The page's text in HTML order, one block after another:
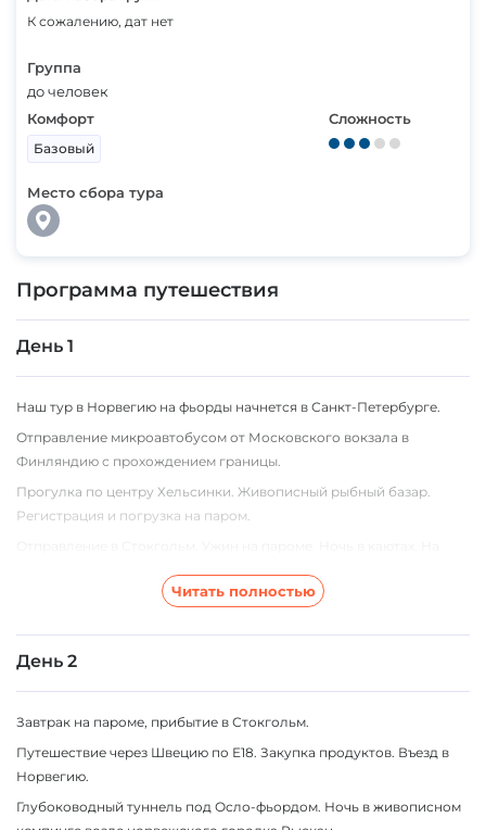
К сожалению, дат нет
Группа
до человек
Комфорт
Базовый
Сложность
Место сбора тура
Программа путешествия
День 1
Наш тур в Норвегию на фьорды начнется в Санкт-Петербурге.
Отправление микроавтобусом от Московского вокзала в
Финляндию с прохождением границы.
Прогулка по центру Хельсинки. Живописный рыбный базар.
Регистрация и погрузка на паром.
соблазнов развлекательно-шопинговый мир...
Читать полностью
День 2
Завтрак на пароме, прибытие в Стокгольм.
Путешествие через Швецию по Е18. Закупка продуктов. Въезд в
Норвегию.
Глубоководный туннель под Осло-фьордом. Ночь в живописном